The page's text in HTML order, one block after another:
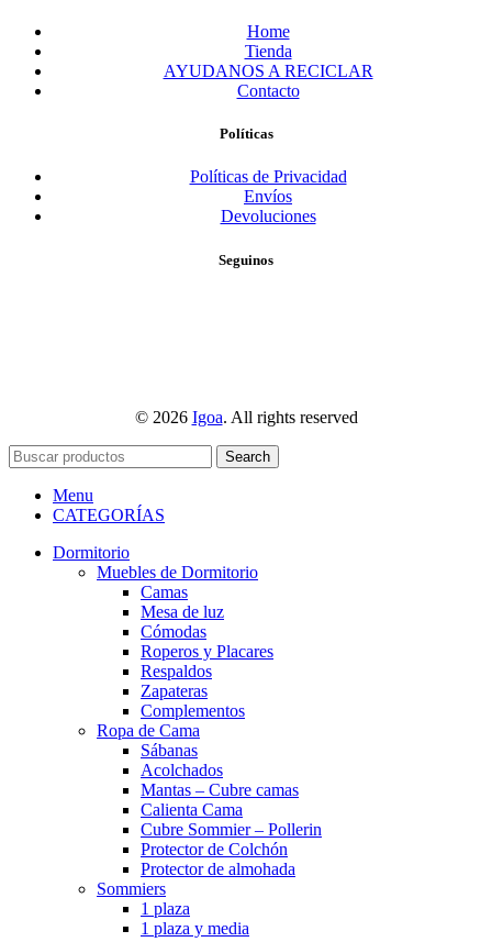
Home
Tienda
AYUDANOS A RECICLAR
Contacto
Políticas
Políticas de Privacidad
Envíos
Devoluciones
Seguinos
© 2026 Igoa. All rights reserved
Search
Menu
CATEGORÍAS
Dormitorio
Muebles de Dormitorio
Camas
Mesa de luz
Cómodas
Roperos y Placares
Respaldos
Zapateras
Complementos
Ropa de Cama
Sábanas
Acolchados
Mantas – Cubre camas
Calienta Cama
Cubre Sommier – Pollerin
Protector de Colchón
Protector de almohada
Sommiers
1 plaza
1 plaza y media